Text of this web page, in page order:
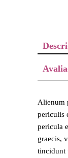
Alienum
periculis
pericula
graecis,
tincidunt